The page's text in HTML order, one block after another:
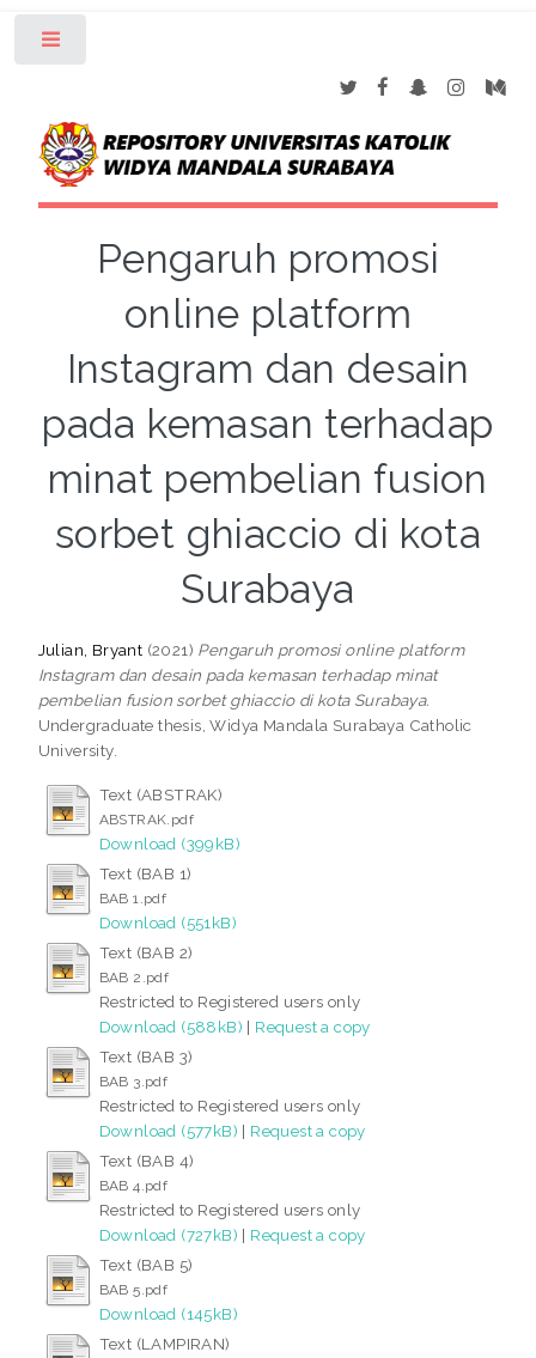
Pengaruh promosi
online platform
Instagram dan desain
pada kemasan terhadap
minat pembelian fusion
sorbet ghiaccio di kota
Surabaya
Julian, Bryant (2021) Pengaruh promosi online platform
Instagram dan desain pada kemasan terhadap minat
pembelian fusion sorbet ghiaccio di kota Surabaya.
Undergraduate thesis, Widya Mandala Surabaya Catholic
University.
Text (ABSTRAK)
ABSTRAK.pdf
Download (399kB)
Text (BAB 1)
BAB 1.pdf
Download (551kB)
Text (BAB 2)
BAB 2.pdf
Restricted to Registered users only
Download (588kB) | Request a copy
Text (BAB 3)
BAB 3.pdf
Restricted to Registered users only
Download (577kB) | Request a copy
Text (BAB 4)
BAB 4.pdf
Restricted to Registered users only
Download (727kB) | Request a copy
Text (BAB 5)
BAB 5.pdf
Download (145kB)
Text (LAMPIRAN)